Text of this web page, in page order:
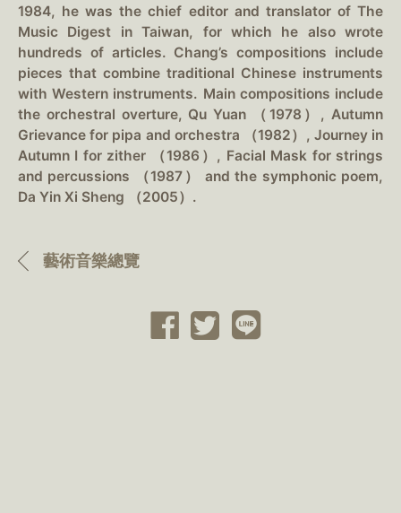
1984, he was the chief editor and translator of The
Music Digest in Taiwan, for which he also wrote
hundreds of articles. Chang’s compositions include
pieces that combine traditional Chinese instruments
with Western instruments. Main compositions include
the orchestral overture, Qu Yuan （1978）, Autumn
Grievance for pipa and orchestra （1982）, Journey in
Autumn I for zither （1986）, Facial Mask for strings
and percussions （1987） and the symphonic poem,
Da Yin Xi Sheng （2005）.
藝術音樂總覽